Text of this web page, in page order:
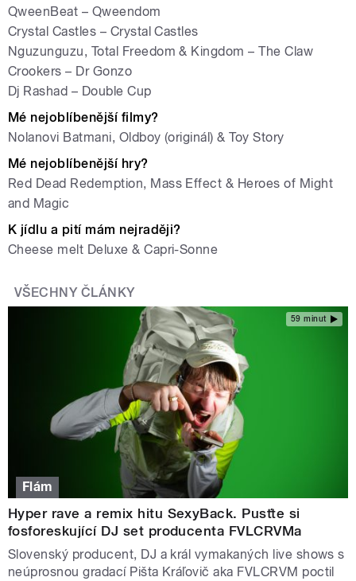
QweenBeat – Qweendom
Crystal Castles – Crystal Castles
Nguzunguzu, Total Freedom & Kingdom – The Claw
Crookers – Dr Gonzo
Dj Rashad – Double Cup
Mé nejoblíbenější filmy?
Nolanovi Batmani, Oldboy (originál) & Toy Story
Mé nejoblíbenější hry?
Red Dead Redemption, Mass Effect & Heroes of Might
and Magic
K jídlu a pití mám nejraději?
Cheese melt Deluxe & Capri-Sonne
VŠECHNY ČLÁNKY
59 minut
Flám
Hyper rave a remix hitu SexyBack. Pusťte si
fosforeskující DJ set producenta FVLCRVMa
Slovenský producent, DJ a král vymakaných live shows s
neúprosnou gradací Pišta Kráľovič aka FVLCRVM poctil